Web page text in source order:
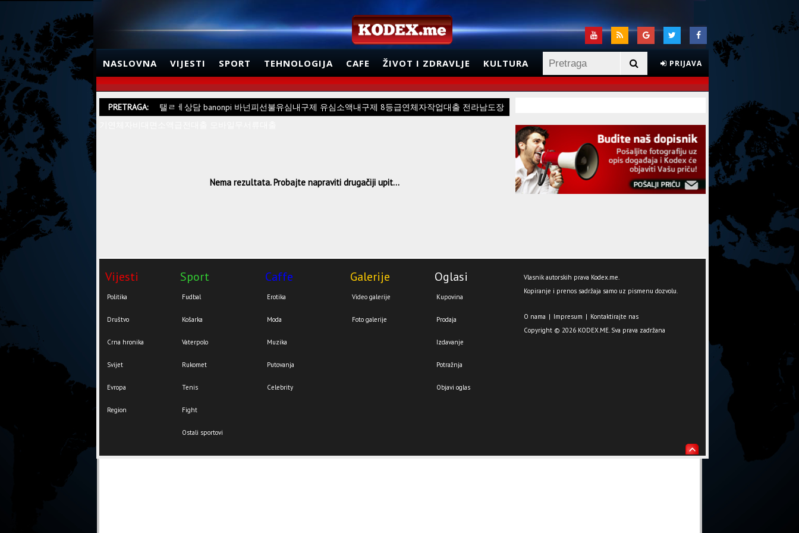
NASLOVNA VIJESTI SPORT TEHNOLOGIJA CAFE ŽIVOT I ZDRAVLJE KULTURA PRIJAVA
PRETRAGA:
탤ㄹㅔ상담 banonpi 바넌피선불유심내구제 유심소액내구제 8등급연체자작업대출 전라남도장
Nema rezultata. Probajte napraviti drugačiji upit...
Vijesti
Politika
Društvo
Crna hronika
Svijet
Evropa
Region
Sport
Fudbal
Košarka
Vaterpolo
Rukomet
Tenis
Fight
Ostali sportovi
Caffe
Erotika
Moda
Muzika
Putovanja
Celebrity
Galerije
Video galerije
Foto galerije
Oglasi
Kupovina
Prodaja
Izdavanje
Potražnja
Objavi oglas
Vlasnik autorskih prava Kodex.me.
Kopiranje i prenos sadržaja samo uz pismenu dozvolu.
O nama | Impresum | Kontaktirajte nas
Copyright © 2026 KODEX.ME. Sva prava zadržana